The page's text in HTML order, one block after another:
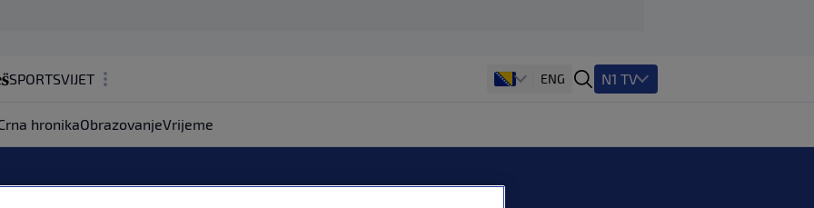
SPORTSVIJET
ZDRAVLJE
SHOWBIZ
ENG N1 TV
hronikaObrazovanjeVrijeme